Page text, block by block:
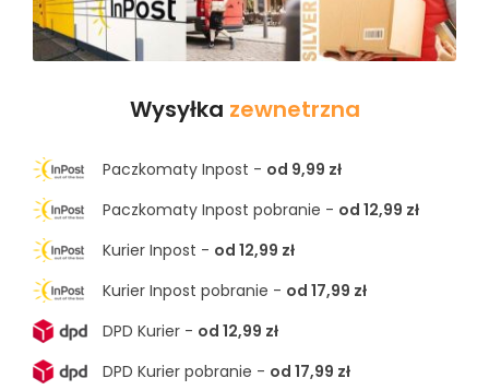
Wysyłka zewnetrzna
Paczkomaty Inpost - od 9,99 zł
Paczkomaty Inpost pobranie - od 12,99 zł
Kurier Inpost - od 12,99 zł
Kurier Inpost pobranie - od 17,99 zł
DPD Kurier - od 12,99 zł
DPD Kurier pobranie - od 17,99 zł